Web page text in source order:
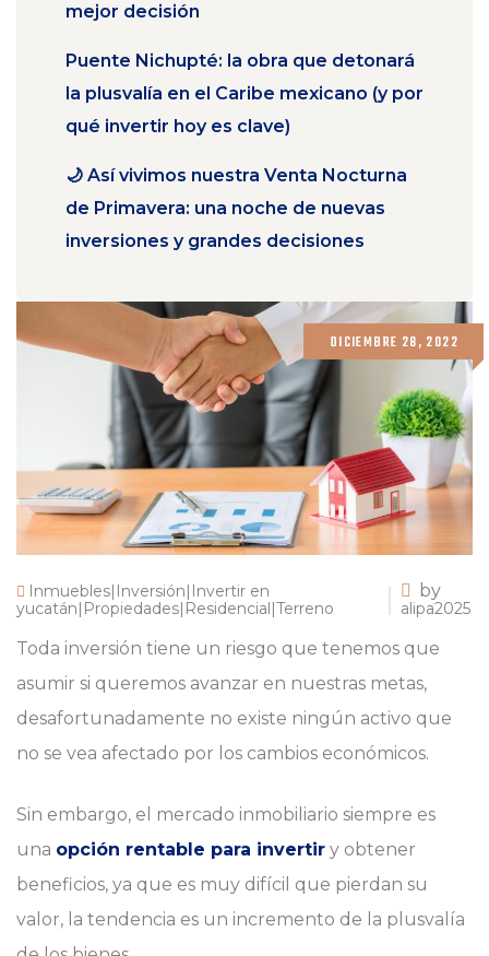
DICIEMBRE 28, 2022
Inmuebles|Inversión|Invertir en
yucatán|Propiedades|Residencial|Terreno
by
alipa2025
Toda inversión tiene un riesgo que tenemos que
asumir si queremos avanzar en nuestras metas,
desafortunadamente no existe ningún activo que
no se vea afectado por los cambios económicos.
Sin embargo, el mercado inmobiliario siempre es
una opción rentable para invertir y obtener
beneficios, ya que es muy difícil que pierdan su
valor, la tendencia es un incremento de la plusvalía
mejor decisión
Puente Nichupté: la obra que detonará
la plusvalía en el Caribe mexicano (y por
qué invertir hoy es clave)
🌙 Así vivimos nuestra Venta Nocturna
de Primavera: una noche de nuevas
inversiones y grandes decisiones